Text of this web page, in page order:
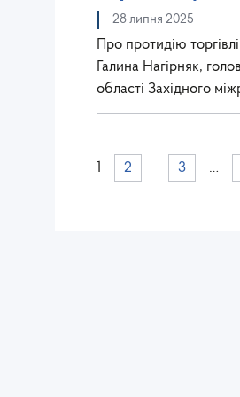
28 липня 2025
Про протидію
Галина Нагірняк,
області Західного
1 2 3 …